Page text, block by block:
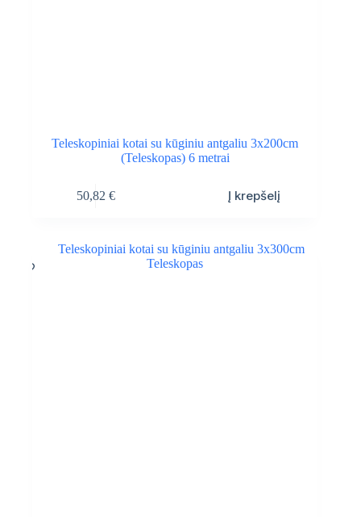
Teleskopiniai kotai su kūginiu antgaliu 3x200cm
(Teleskopas) 6 metrai
50,82 € Į krepšelį